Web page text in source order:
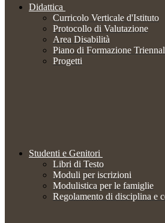
Didattica
Curricolo Verticale d'Istituto
Protocollo di Valutazione
Area Disabilità
Piano di Formazione
Progetti
Studenti e Genitori
Libri di Testo
Moduli per iscrizioni
Modulistica per le famiglie
Regolamento di disciplina e